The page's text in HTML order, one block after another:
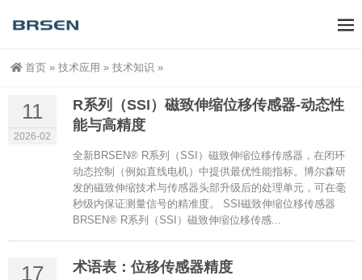
首页 » 技术应用 » 技术知识 »
11
2026-02
R系列（SSI）磁致伸缩位移传感器-动态性
能与高精度
全新BRSEN® R系列（SSI）磁致伸缩位移传感器，在闭环
动态控制（例如直线电机）中提供最优性能指标。博尔森研
发的磁致伸缩技术与传感器头部升级后的处理单元，可在毫
秒级内保证测量信号的精准度。 SSI磁致伸缩位移传感器
BRSEN® R系列（SSI）磁致伸缩位移传感...
17 术语表：位移传感器精度